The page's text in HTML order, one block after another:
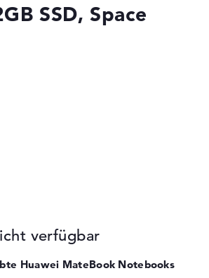
SSD, Space
verfügbar
Huawei MateBook Notebooks